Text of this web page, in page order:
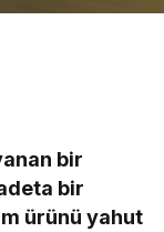
bir
bir
ürünü yahut